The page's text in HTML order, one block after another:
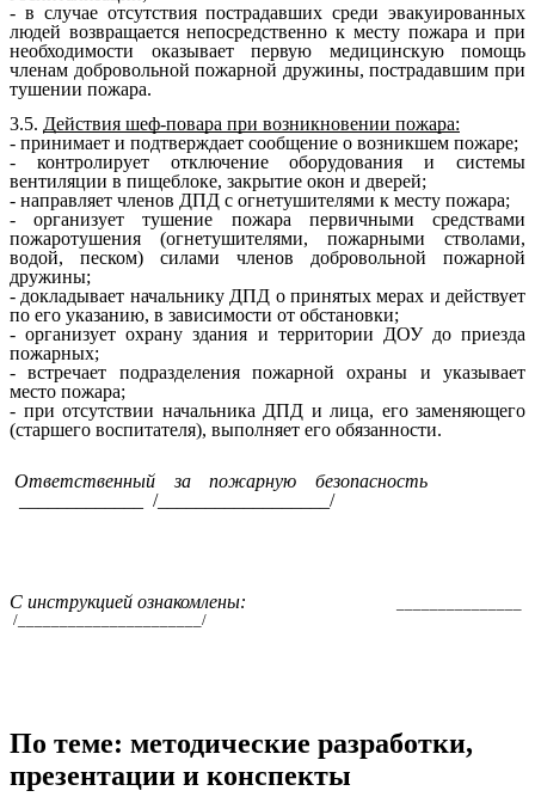
- в случае отсутствия пострадавших среди эвакуированных
людей возвращается непосредственно к месту пожара и при
необходимости оказывает первую медицинскую помощь
членам добровольной пожарной дружины, пострадавшим при
тушении пожара.
3.5. Действия шеф-повара при возникновении пожара:
- принимает и подтверждает сообщение о возникшем пожаре;
- контролирует отключение оборудования и системы
вентиляции в пищеблоке, закрытие окон и дверей;
- направляет членов ДПД с огнетушителями к месту пожара;
- организует тушение пожара первичными средствами
пожаротушения (огнетушителями, пожарными стволами,
водой, песком) силами членов добровольной пожарной
дружины;
- докладывает начальнику ДПД о принятых мерах и действует
по его указанию, в зависимости от обстановки;
- организует охрану здания и территории ДОУ до приезда
пожарных;
- встречает подразделения пожарной охраны и указывает
место пожара;
- при отсутствии начальника ДПД и лица, его заменяющего
(старшего воспитателя), выполняет его обязанности.
Ответственный за пожарную безопасность
_____________ /__________________/
С инструкцией ознакомлены:
/______________________/
По теме: методические разработки,
презентации и конспекты